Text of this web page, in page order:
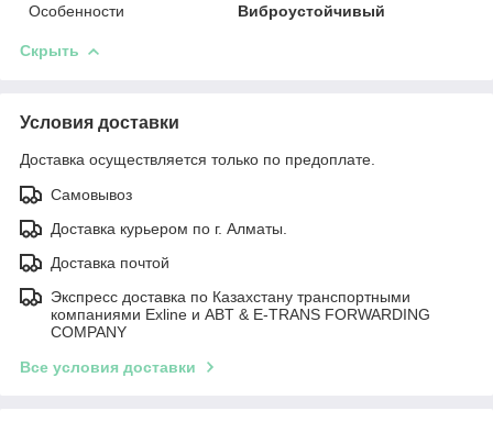
Особенности
Виброустойчивый
Скрыть
Условия доставки
Доставка осуществляется только по предоплате.
Самовывоз
Доставка курьером по г. Алматы.
Доставка почтой
Экспресс доставка по Казахстану транспортными
компаниями Exline и ABT & E-TRANS FORWARDING
COMPANY
Все условия доставки